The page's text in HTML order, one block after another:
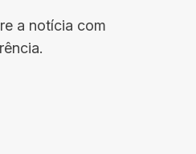
a notícia com